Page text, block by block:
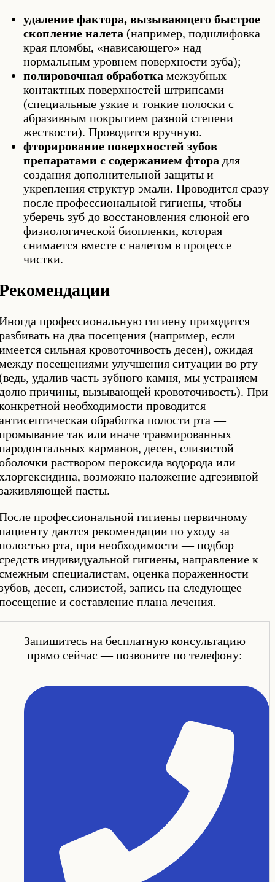
удаление фактора, вызывающего быстрое
скопление налета (например, подшлифовка
края пломбы, «нависающего» над
нормальным уровнем поверхности зуба);
полировочная обработка межзубных
контактных поверхностей штрипсами
(специальные узкие и тонкие полоски с
абразивным покрытием разной степени
жесткости). Проводится вручную.
фторирование поверхностей зубов
препаратами с содержанием фтора для
создания дополнительной защиты и
укрепления структур эмали. Проводится сразу
после профессиональной гигиены, чтобы
уберечь зуб до восстановления слюной его
физиологической биопленки, которая
снимается вместе с налетом в процессе
чистки.
профессиональную гигиену приходится
на два посещения (например, если
сильная кровоточивость десен), ожидая
посещениями улучшения ситуации во рту
удалив часть зубного камня, мы устраняем
причины, вызывающей кровоточивость). При
необходимости проводится
обработка полости рта —
так или иначе травмированных
карманов, десен, слизистой
раствором пероксида водорода или
возможно наложение адгезивной
пасты.
профессиональной гигиены первичному
даются рекомендации по уходу за
рта, при необходимости — подбор
индивидуальной гигиены, направление к
специалистам, оценка пораженности
десен, слизистой, запись на следующее
и составление плана лечения.
Запишитесь на бесплатную консультацию
прямо сейчас — позвоните по телефону: